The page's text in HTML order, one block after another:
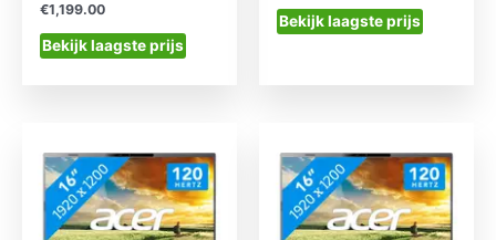
€1,199.00
Bekijk laagste prijs
Bekijk laagste prijs